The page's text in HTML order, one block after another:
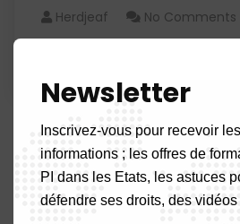
Herdjeaf No Comments
…
Newsletter
Inscrivez-vous pour recevoir
informations ; les offres de
PI dans les Etats, les astuces
défendre ses droits, des